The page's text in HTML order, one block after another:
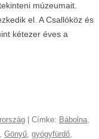
múzeumait.
el. A Csallóköz és
kétezer éves a
| Címke: Bábolna,
, Gönyű, gyógyfürdő,